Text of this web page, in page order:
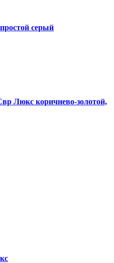
серый
Люкс коричнево-золотой,